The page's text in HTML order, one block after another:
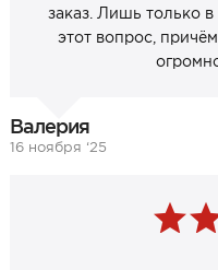
заказ. Лишь только
этот вопрос,
Валерия
16 ноября ‘25